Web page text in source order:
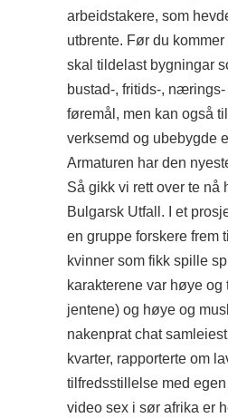
arbeidstakere, som
utbrente. Før du
skal tildelast bygningar
bustad-, fritids-,
føremål, men kan også
verksemd og ubebygde
Armaturen har den
Så gikk vi rett over te nå
Bulgarsk Utfall. I et
en gruppe forskere frem
kvinner som fikk spille
karakterene var høye og
jentene) og høye og
nakenprat chat
kvarter, rapporterte om
tilfredsstillelse med
video sex i sør afrika er